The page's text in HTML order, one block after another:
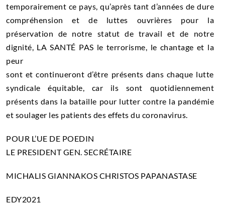
temporairement ce pays, qu’après tant d’années de dure
compréhension et de luttes ouvrières pour la
préservation de notre statut de travail et de notre
dignité, LA SANTÉ PAS le terrorisme, le chantage et la
peur
sont et continueront d’être présents dans chaque lutte
syndicale équitable, car ils sont quotidiennement
présents dans la bataille pour lutter contre la pandémie
et soulager les patients des effets du coronavirus.
POUR L’UE DE POEDIN
LE PRESIDENT GEN. SECRÉTAIRE
MICHALIS GIANNAKOS CHRISTOS PAPANASTASE
EDY2021